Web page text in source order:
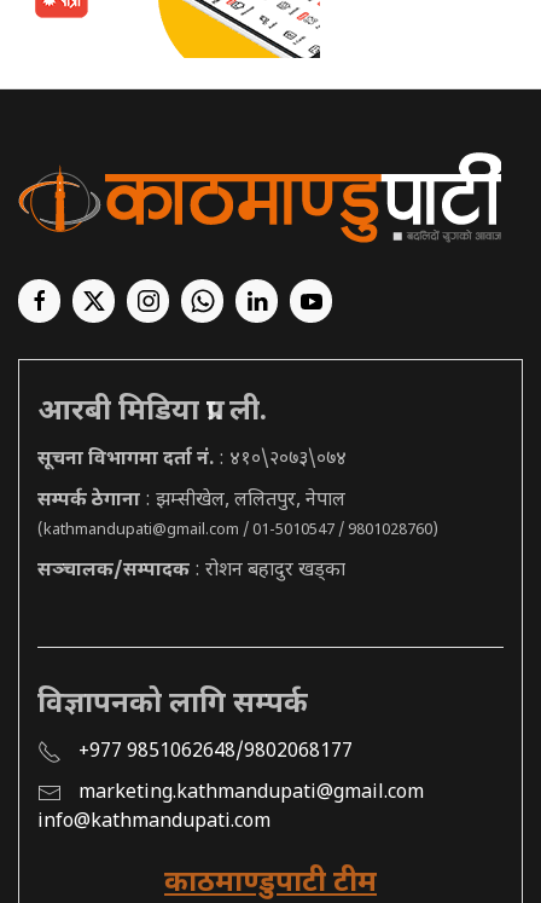
आरबी मिडिया प्रा. ली.
सूचना विभागमा दर्ता नं. : ४१०\२०७३\०७४
सम्पर्क ठेगाना : झम्सीखेल, ललितपुर, नेपाल
(kathmandupati@gmail.com / 01-5010547 / 9801028760)
सञ्चालक/सम्पादक : रोशन बहादुर खड्का
विज्ञापनको लागि सम्पर्क
+977 9851062648/9802068177
marketing.kathmandupati@gmail.com
info@kathmandupati.com
काठमाण्डुपाटी टीम